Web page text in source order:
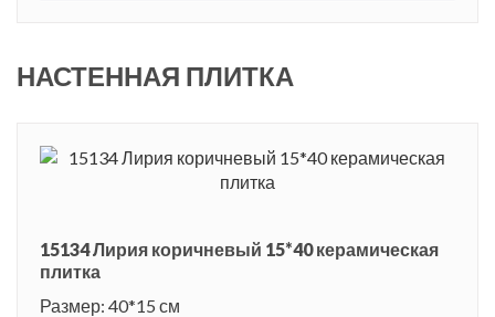
НАСТЕННАЯ ПЛИТКА
15134 Лирия коричневый 15*40 керамическая
плитка
Размер: 40*15 см